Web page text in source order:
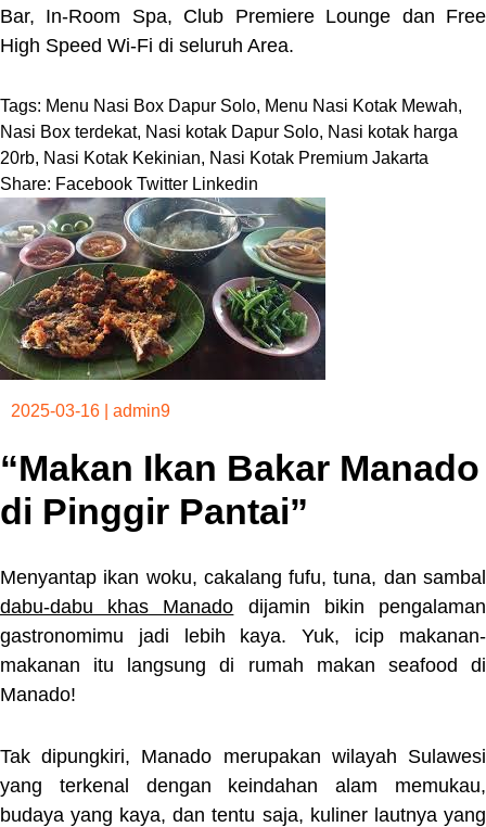
Bar, In-Room Spa, Club Premiere Lounge dan Free
High Speed Wi-Fi di seluruh Area.
Tags: Menu Nasi Box Dapur Solo, Menu Nasi Kotak Mewah,
Nasi Box terdekat, Nasi kotak Dapur Solo, Nasi kotak harga
20rb, Nasi Kotak Kekinian, Nasi Kotak Premium Jakarta
Share: Facebook Twitter Linkedin
2025-03-16 admin9
“Makan Ikan Bakar Manado
di Pinggir Pantai”
Menyantap ikan woku, cakalang fufu, tuna, dan sambal
dabu-dabu khas Manado dijamin bikin pengalaman
gastronomimu jadi lebih kaya. Yuk, icip makanan-
makanan itu langsung di rumah makan seafood di
Manado!
Tak dipungkiri, Manado merupakan wilayah Sulawesi
yang terkenal dengan keindahan alam memukau,
budaya yang kaya, dan tentu saja, kuliner lautnya yang